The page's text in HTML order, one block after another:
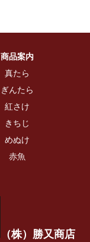
商品案内
真たら
ぎんたら
紅さけ
きちじ
めぬけ
赤魚
（株）勝又商店